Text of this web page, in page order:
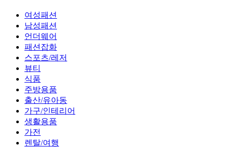
여성패션
남성패션
언더웨어
패션잡화
스포츠/레저
뷰티
식품
주방용품
출산/유아동
가구/인테리어
생활용품
가전
렌탈/여행